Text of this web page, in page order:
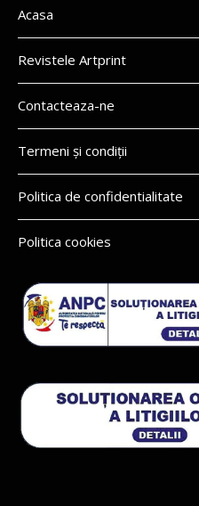
Acasa
Revistele Artprint
Contacteaza-ne
Termeni și condiții
Politica de confidentialitate
Politica cookies